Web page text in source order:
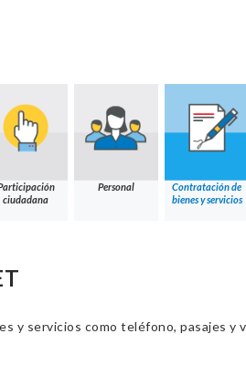
ciudadana
Personal
Contratación de
bienes y servicios
y servicios como teléfono, pasajes y